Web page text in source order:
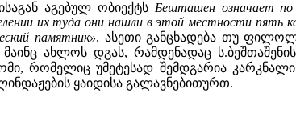
აგებულ ობიექტს Бешташен означает
их туда они нашли в этой местности пять
памятник». ასეთი განცხადება თუ
ახლოს დგას, რამდენადაც
რომელიც უმეტესად შემდგარია
ყაიდისა გალავნებითურთ.